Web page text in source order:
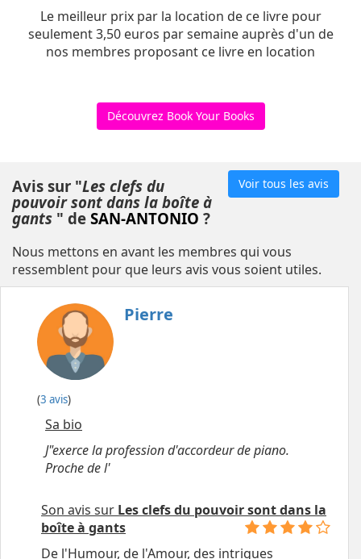
Le meilleur prix par la location de ce livre pour
seulement 3,50 euros par semaine auprès d'un de
nos membres proposant ce livre en location
Découvrez Book Your Books
Voir tous les avis
Avis sur "Les clefs du
pouvoir sont dans la boîte à
gants " de SAN-ANTONIO ?
Nous mettons en avant les membres qui vous
ressemblent pour que leurs avis vous soient utiles.
Pierre
(3 avis)
Sa bio
J"exerce la profession d'accordeur de piano.
Proche de l'
Son avis sur Les clefs du pouvoir sont dans la
boîte à gants
De l'Humour, de l'Amour, des intrigues